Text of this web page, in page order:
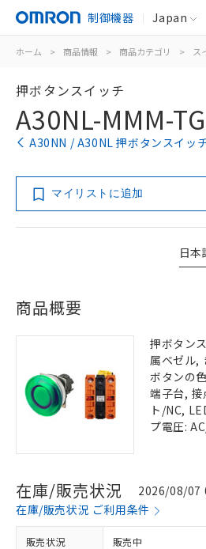
制御機器 Japan
ホーム > 商品情報 > 商品カテゴリ > ス
押ボタンスイッチ
A30NL-MMM-
A30NN / A30NL 押ボタンスイッ
マイリストに追加
日本
商品概要
押ボタン
属ベゼル,
ボタンの
端子台, 接
ト/NC,
プ電圧:
在庫/販売状況
2026/08/07
在庫/販売状況 ご利用条件
販売状況 販売中